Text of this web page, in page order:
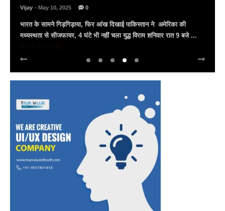
Vijay - March 30, 2025
अल्बर्ट हॉल पर राज्यस्तरीय सांस्कृतिक संध्या का भव्य आयोजन, उमड़ा जन
सैलाब राज्यपाल हरिभाऊ किसनराव बागडे़, मुख्यमंत्री भजनलाल शर्मा और उप